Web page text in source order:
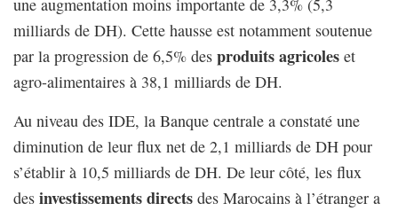
une augmentation moins importante de 3,3% (5,3
milliards de DH). Cette hausse est notamment soutenue
par la progression de 6,5% des produits agricoles et
agro-alimentaires à 38,1 milliards de DH.
Au niveau des IDE, la Banque centrale a constaté une
diminution de leur flux net de 2,1 milliards de DH pour
s’établir à 10,5 milliards de DH. De leur côté, les flux
des investissements directs des Marocains à l’étranger a